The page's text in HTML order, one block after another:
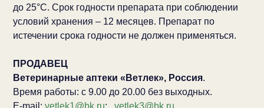
до 25°С. Срок годности препарата при соблюдении
условий хранения – 12 месяцев. Препарат по
истечении срока годности не должен применяться.
ПРОДАВЕЦ
Ветеринарные аптеки «Ветлек», Россия.
Время работы: с 9.00 до 20.00 без выходных.
E-mail: vetlek1@bk.ru; vetlek3@bk.ru